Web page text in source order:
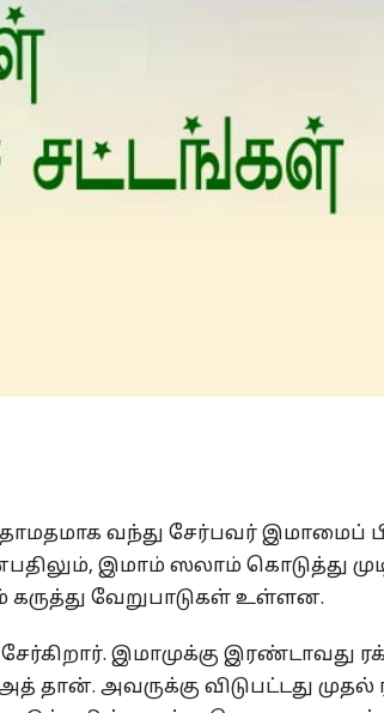
வந்து சேர்பவர் இமாமைப்
இமாம் ஸலாம் கொடுத்து
வேறுபாடுகள் உள்ளன.
இமாமுக்கு இரண்டாவது
தான். அவருக்கு விடுபட்டது
Is Prophet Muhammad superior to Jesus?